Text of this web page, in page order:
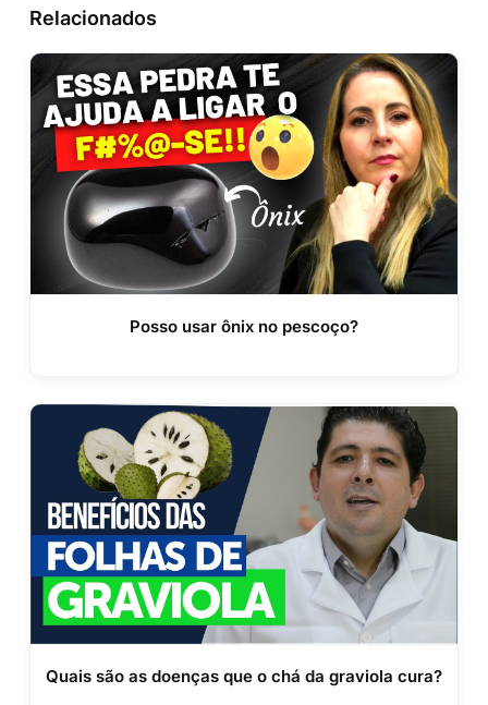
Relacionados
Posso usar ônix no pescoço?
Quais são as doenças que o chá da graviola cura?